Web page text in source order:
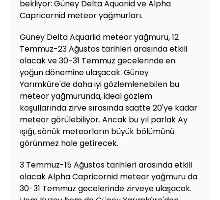
bekliyor: Güney Delta Aquariid ve Alpha
Capricornid meteor yağmurları.
Güney Delta Aquariid meteor yağmuru, 12
Temmuz-23 Ağustos tarihleri arasında etkili
olacak ve 30-31 Temmuz gecelerinde en
yoğun dönemine ulaşacak. Güney
Yarımküre'de daha iyi gözlemlenebilen bu
meteor yağmurunda, ideal gözlem
koşullarında zirve sırasında saatte 20'ye kadar
meteor görülebiliyor. Ancak bu yıl parlak Ay
ışığı, sönük meteorların büyük bölümünü
görünmez hale getirecek.
3 Temmuz-15 Ağustos tarihleri arasında etkili
olacak Alpha Capricornid meteor yağmuru da
30-31 Temmuz gecelerinde zirveye ulaşacak.